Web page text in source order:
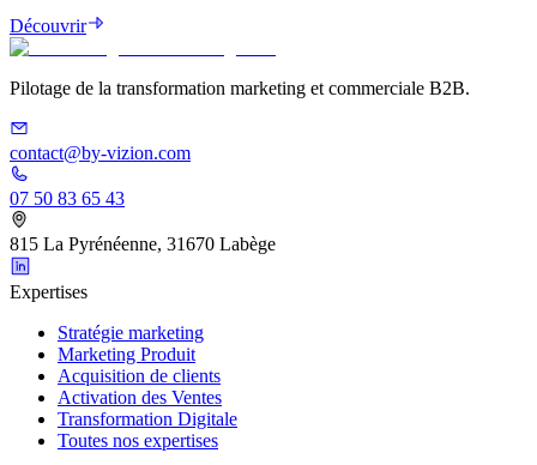
Découvrir
Pilotage de la transformation marketing et commerciale B2B.
contact@by-vizion.com
07 50 83 65 43
815 La Pyrénéenne, 31670 Labège
Expertises
Stratégie marketing
Marketing Produit
Acquisition de clients
Activation des Ventes
Transformation Digitale
Toutes nos expertises